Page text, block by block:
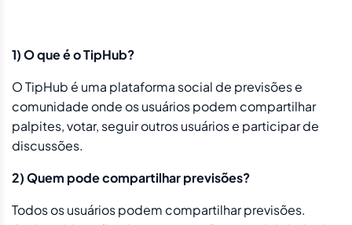
1) O que é o TipHub?
O TipHub é uma plataforma social de previsões e
comunidade onde os usuários podem compartilhar
palpites, votar, seguir outros usuários e participar de
discussões.
2) Quem pode compartilhar previsões?
Todos os usuários podem compartilhar previsões.